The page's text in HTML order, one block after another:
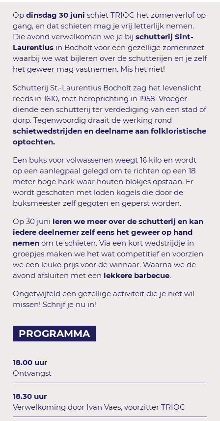
Op dinsdag 30 juni schiet TRIOC het zomerverlof op
gang, en dat schieten mag je vrij letterlijk nemen.
Die avond verwelkomen we je bij schutterij Sint-
Laurentiusin Bocholt voor een gezellige zomerinzet
waarbij we wat bijleren over de schutterijen en je zelf
het geweer mag vastnemen. Mis het niet!
Schutterij St.-Laurentius Bocholt zag het levenslicht
reeds in 1610, met heroprichting in 1958. Vroeger
diende een schutterij ter verdediging van een stad of
dorp. Tegenwoordig draait de werking rond
schietwedstrijden en deelname aan folkloristische
optochten.
Een buks voor volwassenen weegt 16 kilo en wordt
op een aanlegpaal gelegd om te richten op een 18
meter hoge hark waar houten blokjes opstaan. Er
wordt geschoten met loden kogels die door de
buksmeester zelf gegoten en geperst worden.
Op 30 juni leren we meer over de schutterij en kan
iedere deelnemer zelf eens het geweer op hand
nemenom te schieten. Via een kort wedstrijdje in
groepjes maken we het wat competitief en voorzien
we een leuke prijs voor de winnaar. Waarna we de
avond afsluiten met een lekkere barbecue.
Ongetwijfeld een gezellige activiteit die je niet wil
missen! Schrijf je nu in!
PROGRAMMA
18.00 uur
Ontvangst
18.30 uur
Verwelkoming door Ivan Vaes, voorzitter TRIOC